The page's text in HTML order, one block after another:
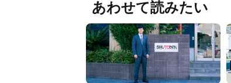
あわせて読みたい